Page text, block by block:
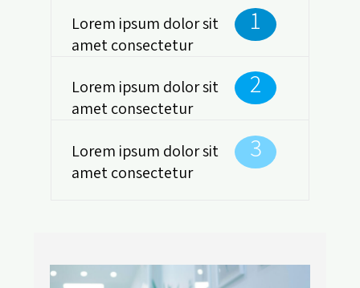
1
Lorem ipsum dolor sit
amet consectetur
2
Lorem ipsum dolor sit
amet consectetur
3
Lorem ipsum dolor sit
amet consectetur